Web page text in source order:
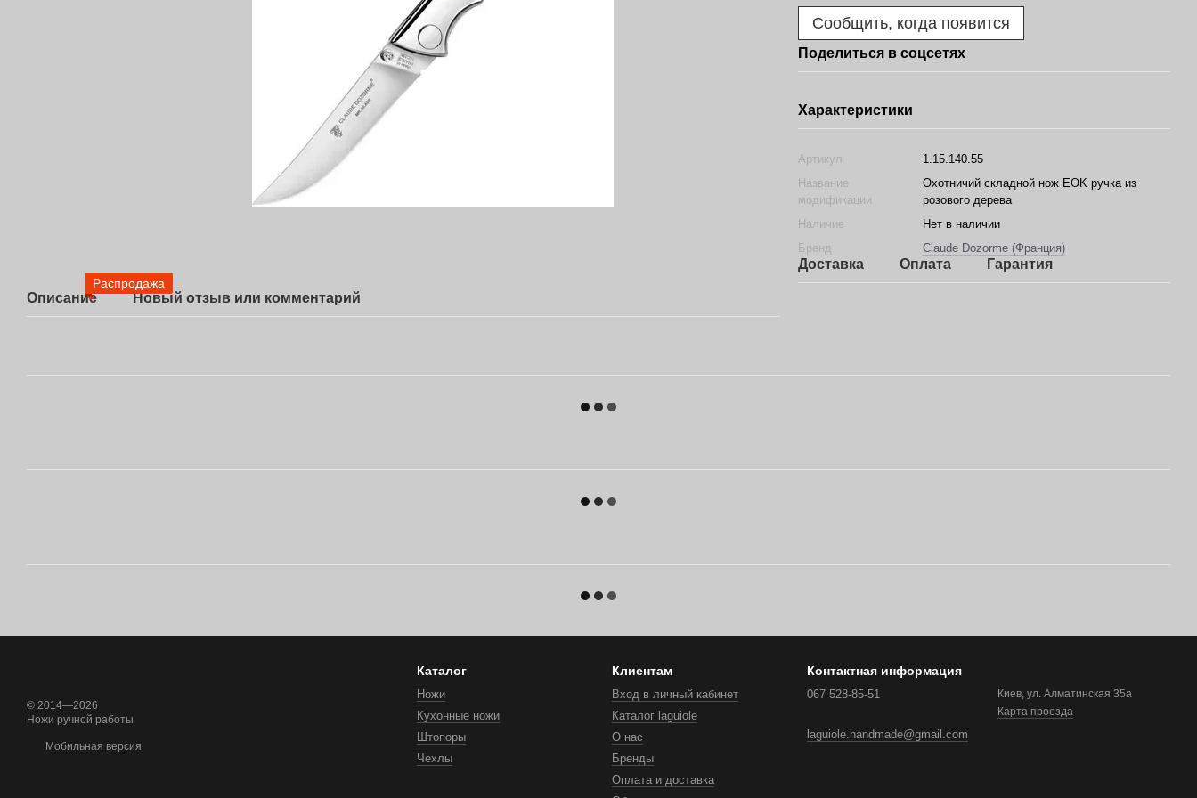
Распродажа
Описание Новый отзыв или комментарий
Сообщить, когда появится
Поделиться в соцсетях
Характеристики
Артикул
1.15.140.55
Название
модификации
Охотничий складной нож EOK ручка из
розового дерева
Наличие
Нет в наличии
Бренд
Claude Dozorme (Франция)
Доставка Оплата Гарантия
© 2014—2026
Ножи ручной работы
Мобильная версия
Каталог
Ножи
Кухонные ножи
Штопоры
Чехлы
Клиентам
Вход в личный кабинет
Каталог laguiole
О нас
Бренды
Оплата и доставка
Контактная информация
067 528-85-51
laguiole.handmade@gmail.com
Киев, ул. Алматинская 35а
Карта проезда